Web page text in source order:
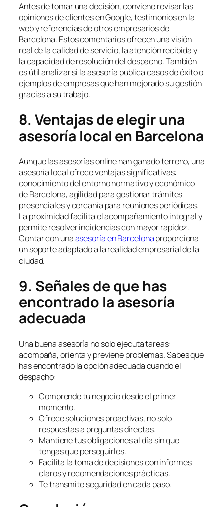
Antes de tomar una decisión, conviene revisar las
opiniones de clientes en Google, testimonios en la
web y referencias de otros empresarios de
Barcelona. Estos comentarios ofrecen una visión
real de la calidad de servicio, la atención recibida y
la capacidad de resolución del despacho. También
es útil analizar si la asesoría publica casos de éxito o
ejemplos de empresas que han mejorado su gestión
gracias a su trabajo.
8. Ventajas de elegir una
asesoría local en Barcelona
Aunque las asesorías online han ganado terreno, una
asesoría local ofrece ventajas significativas:
conocimiento del entorno normativo y económico
de Barcelona, agilidad para gestionar trámites
presenciales y cercanía para reuniones periódicas.
La proximidad facilita el acompañamiento integral y
permite resolver incidencias con mayor rapidez.
Contar con unaasesoría en Barcelonaproporciona
un soporte adaptado a la realidad empresarial de la
ciudad.
9. Señales de que has
encontrado la asesoría
adecuada
Una buena asesoría no solo ejecuta tareas:
acompaña, orienta y previene problemas. Sabes que
has encontrado la opción adecuada cuando el
despacho:
Comprende tu negocio desde el primer
momento.
Ofrece soluciones proactivas, no solo
respuestas a preguntas directas.
Mantiene tus obligaciones al día sin que
tengas que perseguirles.
Facilita la toma de decisiones con informes
claros y recomendaciones prácticas.
Te transmite seguridad en cada paso.